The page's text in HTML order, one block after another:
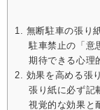
1. 無断駐車の張り
駐車禁止の「意
期待できる心理
2. 効果を高める張
張り紙に必ず記
視覚的な効果と